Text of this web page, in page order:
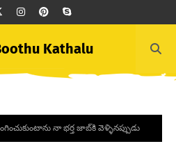
Kathalu
నా భర్త జాబ్‌కి వెళ్ళినప్పుడు